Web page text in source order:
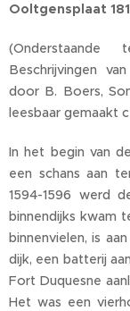
Ooltgensplaat
(Onderstaande
Beschrijvingen
door B. Boers,
leesbaar gemaakt
In het begin van
een schans aan
1594-1596 werd
binnendijks kwam
binnenvielen, is
dijk, een batterij
Fort Duquesne
Het was een